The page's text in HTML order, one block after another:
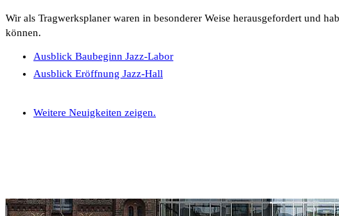
Wir als Tragwerksplaner waren in besonderer Weise herausgefordert und
können.
Ausblick Baubeginn Jazz-Labor
Ausblick Eröffnung Jazz-Hall
Weitere Neuigkeiten zeigen.